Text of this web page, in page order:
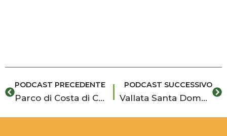
Precedente
PODCAST PRECEDENTE
Parco di Costa di Carro tra Cava d’Aliga e Sampieri
PODCAST SUCCESSIVO
Vallata Santa Domenica: il polmone verde nel cuore di Ragusa